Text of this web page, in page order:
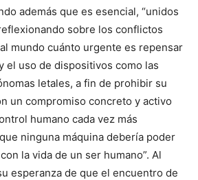
además que es esencial, “unidos
sobre los conflictos
mundo cuánto urgente es repensar
el uso de dispositivos como las
letales, a fin de prohibir su
un compromiso concreto y activo
humano cada vez más
ninguna máquina debería poder
la vida de un ser humano”. Al
esperanza de que el encuentro de